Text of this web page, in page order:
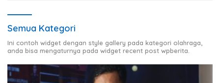
Semua Kategori
Ini contoh widget dengan style gallery pada kategori olahraga,
anda bisa mengaturnya pada widget recent post wpberita.